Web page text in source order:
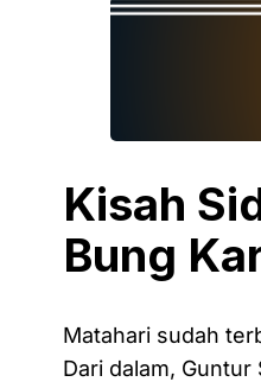
Kisah
Bung
Matahari sudah
Dari dalam,